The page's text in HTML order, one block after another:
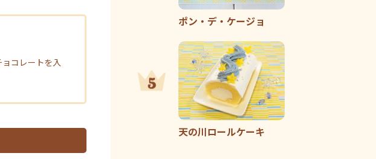
コレートを入
ポン・デ・ケージョ
天の川ロールケーキ